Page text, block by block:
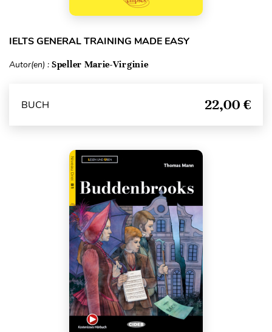
IELTS GENERAL TRAINING MADE EASY
Autor(en) : Speller Marie-Virginie
BUCH 22,00 €